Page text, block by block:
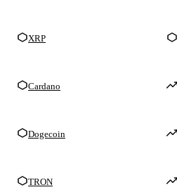
XRP
Cardano
Dogecoin
TRON